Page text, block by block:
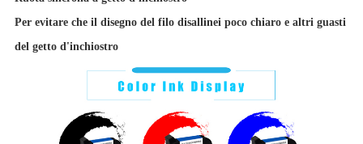
Per evitare che il disegno del filo disallinei poco chiaro e altri guasti
del getto d'inchiostro